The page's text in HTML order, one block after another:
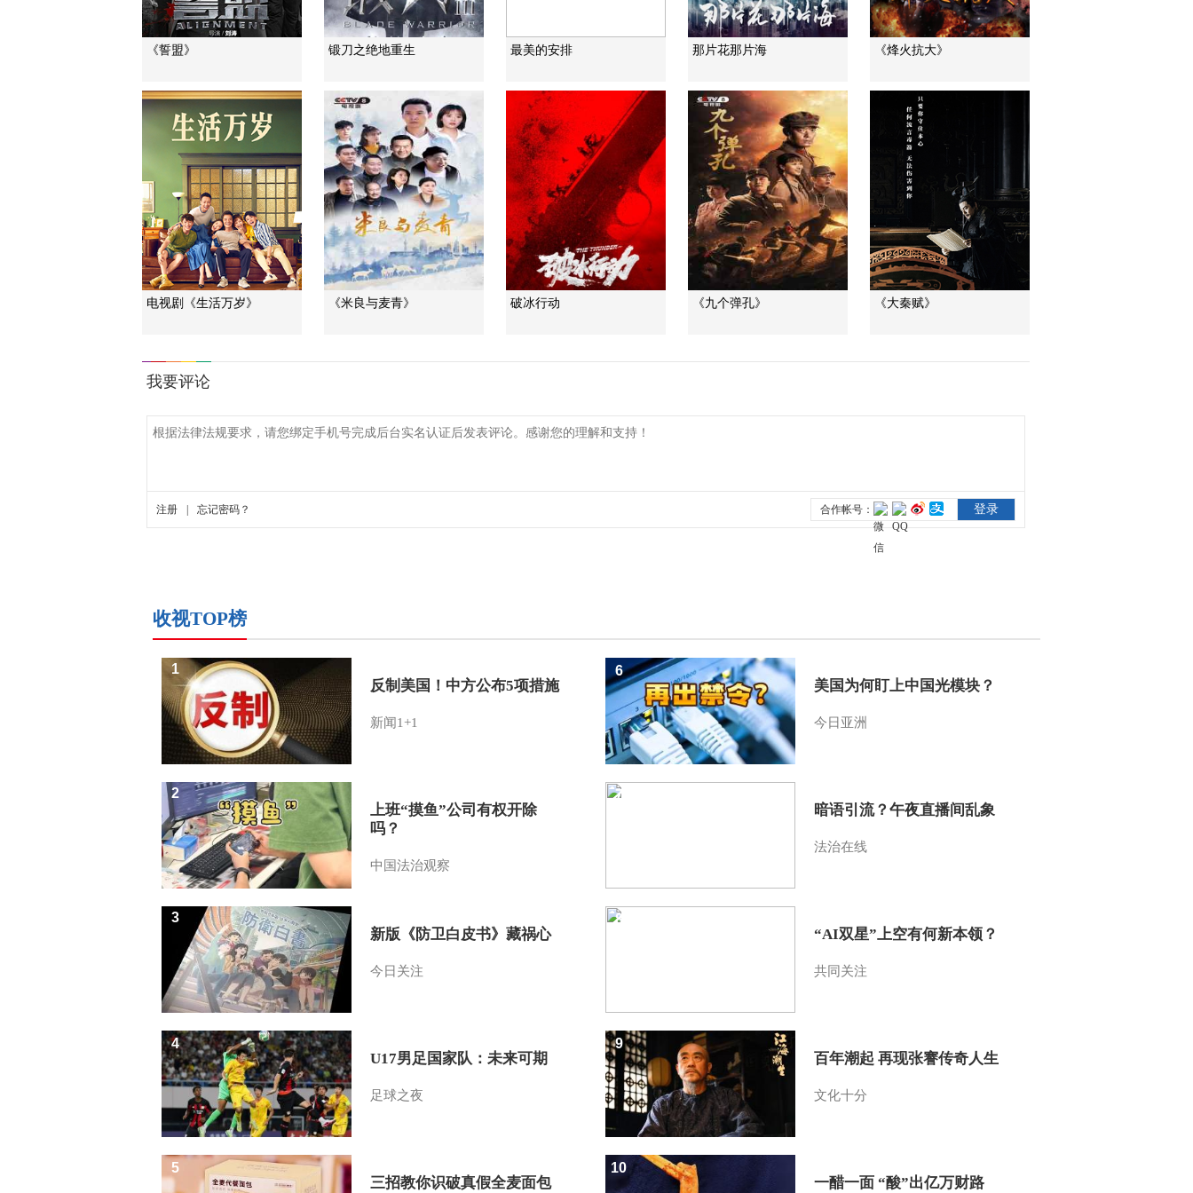
《誓盟》 锻刀之绝地重生 最美的安排 那片花那片海 《烽火抗大》
电视剧《生活万岁》 《米良与麦青》 破冰行动 《九个弹孔》 《大秦赋》
收视TOP榜
反制美国！中方公布5项措施
新闻1+1
1
上班“摸鱼”公司有权开除
吗？
中国法治观察
2
新版《防卫白皮书》藏祸心
今日关注
3
U17男足国家队：未来可期
足球之夜
4
三招教你识破真假全麦面包
5
美国为何盯上中国光模块？
今日亚洲
6
暗语引流？午夜直播间乱象
法治在线
7
“AI双星”上空有何新本领？
共同关注
8
百年潮起 再现张謇传奇人生
文化十分
9
一醋一面 “酸”出亿万财路
10